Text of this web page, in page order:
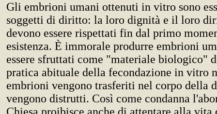
Gli embrioni umani ottenuti in vitro sono
soggetti di diritto: la loro dignità e il loro
devono essere rispettati fin dal primo
esistenza. È immorale produrre embrioni
essere sfruttati come "materiale biologico"
pratica abituale della fecondazione in vitro
embrioni vengono trasferiti nel corpo della
vengono distrutti. Così come condanna